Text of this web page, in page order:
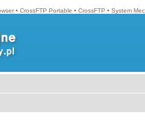
• CrossFTP Portable • CrossFTP • System